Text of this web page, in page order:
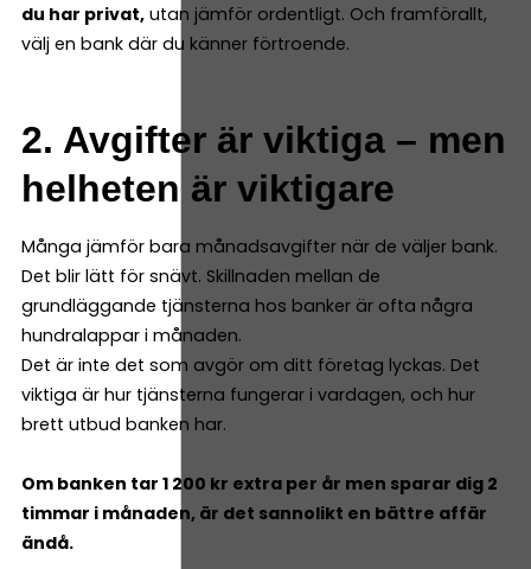
du har privat, utan jämför ordentligt. Och framförallt,
välj en bank där du känner förtroende.
2. Avgifter är viktiga – men
helheten är viktigare
Många jämför bara månadsavgifter när de väljer bank.
Det blir lätt för snävt. Skillnaden mellan de
grundläggande tjänsterna hos banker är ofta några
hundralappar i månaden.
Det är inte det som avgör om ditt företag lyckas. Det
viktiga är hur tjänsterna fungerar i vardagen, och hur
brett utbud banken har.
Om banken tar 1 200 kr extra per år men sparar dig 2
timmar i månaden, är det sannolikt en bättre affär
ändå.